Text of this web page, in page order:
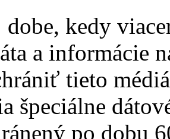
dobe, kedy
a informácie
tieto
špeciálne
po dobu